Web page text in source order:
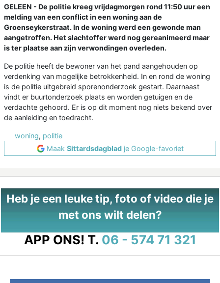
GELEEN - De politie kreeg vrijdagmorgen rond 11:50 uur een
melding van een conflict in een woning aan de
Groenseykerstraat. In de woning werd een gewonde man
aangetroffen. Het slachtoffer werd nog gereanimeerd maar
is ter plaatse aan zijn verwondingen overleden.
De politie heeft de bewoner van het pand aangehouden op
verdenking van mogelijke betrokkenheid. In en rond de woning
is de politie uitgebreid sporenonderzoek gestart. Daarnaast
vindt er buurtonderzoek plaats en worden getuigen en de
verdachte gehoord. Er is op dit moment nog niets bekend over
de aanleiding en toedracht.
woning, politie
Maak Sittardsdagbladje Google-favoriet
Heb je een leuke tip, foto of video die je
met ons wilt delen?
APP ONS! T. 06 - 574 71 321